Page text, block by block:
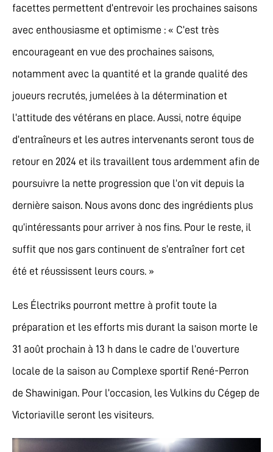
facettes permettent d’entrevoir les prochaines saisons
avec enthousiasme et optimisme : « C’est très
encourageant en vue des prochaines saisons,
notamment avec la quantité et la grande qualité des
joueurs recrutés, jumelées à la détermination et
l’attitude des vétérans en place. Aussi, notre équipe
d’entraîneurs et les autres intervenants seront tous de
retour en 2024 et ils travaillent tous ardemment afin de
poursuivre la nette progression que l’on vit depuis la
dernière saison. Nous avons donc des ingrédients plus
qu’intéressants pour arriver à nos fins. Pour le reste, il
suffit que nos gars continuent de s’entraîner fort cet
été et réussissent leurs cours. »
Les Électriks pourront mettre à profit toute la
préparation et les efforts mis durant la saison morte le
31 août prochain à 13 h dans le cadre de l’ouverture
locale de la saison au Complexe sportif René-Perron
de Shawinigan. Pour l’occasion, les Vulkins du Cégep de
Victoriaville seront les visiteurs.